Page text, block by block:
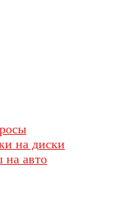
на диски
на авто